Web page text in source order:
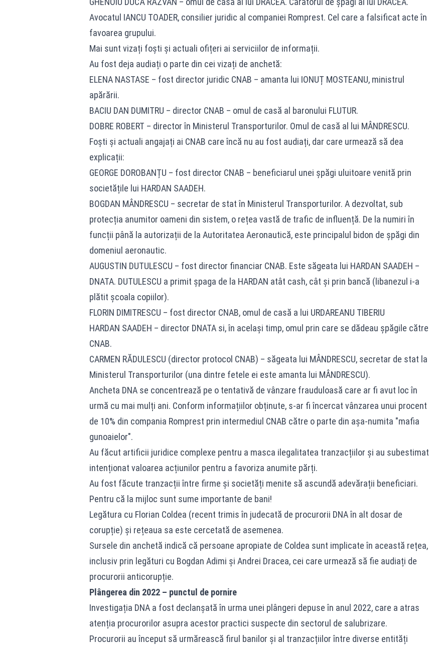
Avocatul IANCU TOADER, consilier juridic al companiei Romprest. Cel care a falsificat acte în
favoarea grupului.
Mai sunt vizați foști și actuali ofițeri ai serviciilor de informații.
Au fost deja audiați o parte din cei vizați de anchetă:
ELENA NASTASE – fost director juridic CNAB – amanta lui IONUȚ MOSTEANU, ministrul
apărării.
BACIU DAN DUMITRU – director CNAB – omul de casă al baronului FLUTUR.
DOBRE ROBERT – director în Ministerul Transporturilor. Omul de casă al lui MÂNDRESCU.
Foști și actuali angajați ai CNAB care încă nu au fost audiați, dar care urmează să dea
explicații:
GEORGE DOROBANȚU – fost director CNAB – beneficiarul unei șpăgi uluitoare venită prin
societățile lui HARDAN SAADEH.
BOGDAN MÂNDRESCU – secretar de stat în Ministerul Transporturilor. A dezvoltat, sub
protecția anumitor oameni din sistem, o rețea vastă de trafic de influență. De la numiri în
funcții până la autorizații de la Autoritatea Aeronautică, este principalul bidon de șpăgi din
domeniul aeronautic.
AUGUSTIN DUTULESCU – fost director financiar CNAB. Este săgeata lui HARDAN SAADEH –
DNATA. DUTULESCU a primit șpaga de la HARDAN atât cash, cât și prin bancă (libanezul i-a
plătit școala copiilor).
FLORIN DIMITRESCU – fost director CNAB, omul de casă a lui URDAREANU TIBERIU
HARDAN SAADEH – director DNATA si, în același timp, omul prin care se dădeau șpăgile către
CNAB.
CARMEN RĂDULESCU (director protocol CNAB) – săgeata lui MÂNDRESCU, secretar de stat la
Ministerul Transporturilor (una dintre fetele ei este amanta lui MÂNDRESCU).
Ancheta DNA se concentrează pe o tentativă de vânzare frauduloasă care ar fi avut loc în
urmă cu mai mulți ani. Conform informațiilor obținute, s-ar fi încercat vânzarea unui procent
de 10% din compania Romprest prin intermediul CNAB către o parte din așa-numita "mafia
gunoaielor".
Au făcut artificii juridice complexe pentru a masca ilegalitatea tranzacțiilor și au subestimat
intenționat valoarea acțiunilor pentru a favoriza anumite părți.
Au fost făcute tranzacții între firme și societăți menite să ascundă adevărații beneficiari.
Pentru că la mijloc sunt sume importante de bani!
Legătura cu Florian Coldea (recent trimis în judecată de procurorii DNA în alt dosar de
corupție) și rețeaua sa este cercetată de asemenea.
Sursele din anchetă indică că persoane apropiate de Coldea sunt implicate în această rețea,
inclusiv prin legături cu Bogdan Adimi și Andrei Dracea, cei care urmează să fie audiați de
procurorii anticorupție.
Plângerea din 2022 – punctul de pornire
Investigația DNA a fost declanșată în urma unei plângeri depuse în anul 2022, care a atras
atenția procurorilor asupra acestor practici suspecte din sectorul de salubrizare.
Procurorii au început să urmărească firul banilor și al tranzacțiilor între diverse entități